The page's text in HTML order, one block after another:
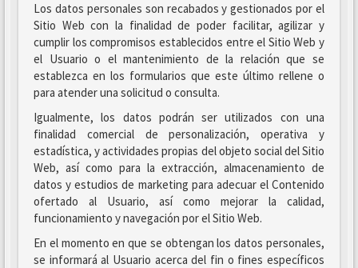
Los datos personales son recabados y gestionados por el
Sitio Web con la finalidad de poder facilitar, agilizar y
cumplir los compromisos establecidos entre el Sitio Web y
el Usuario o el mantenimiento de la relación que se
establezca en los formularios que este último rellene o
para atender una solicitud o consulta.
Igualmente, los datos podrán ser utilizados con una
finalidad comercial de personalización, operativa y
estadística, y actividades propias del objeto social del Sitio
Web, así como para la extracción, almacenamiento de
datos y estudios de marketing para adecuar el Contenido
ofertado al Usuario, así como mejorar la calidad,
funcionamiento y navegación por el Sitio Web.
En el momento en que se obtengan los datos personales,
se informará al Usuario acerca del fin o fines específicos